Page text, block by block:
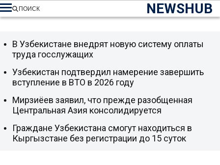
NEWSHUB
ПОИСК
В Узбекистане внедрят новую систему оплаты
труда госслужащих
Узбекистан подтвердил намерение завершить
вступление в ВТО в 2026 году
Мирзиёев заявил, что прежде разобщенная
Центральная Азия консолидируется
Граждане Узбекистана смогут находиться в
Кыргызстане без регистрации до 15 суток